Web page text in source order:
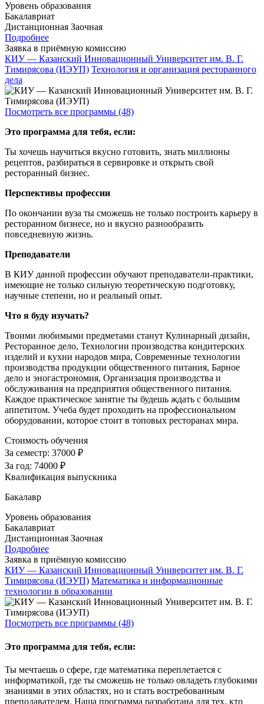
Уровень образования
Бакалавриат
Дистанционная Заочная
Подробнее
Заявка в приёмную комиссию
КИУ — Казанский Инновационный Университет им. В. Г.
Тимирясова (ИЭУП) Технология и организация ресторанного
дела
Посмотреть все программы (48)
Это программа для тебя, если:
Ты хочешь научиться вкусно готовить, знать миллионы
рецептов, разбираться в сервировке и открыть свой
ресторанный бизнес.
Перспективы профессии
По окончании вуза ты сможешь не только построить карьеру в
ресторанном бизнесе, но и вкусно разнообразить
повседневную жизнь.
Преподаватели
В КИУ данной профессии обучают преподаватели-практики,
имеющие не только сильную теоретическую подготовку,
научные степени, но и реальный опыт.
Что я буду изучать?
Твоими любимыми предметами станут Кулинарный дизайн,
Ресторанное дело, Технологии производства кондитерских
изделий и кухни народов мира, Современные технологии
производства продукции общественного питания, Барное
дело и эногастрономия, Организация производства и
обслуживания на предприятия общественного питания.
Каждое практическое занятие ты будешь ждать с большим
аппетитом. Учеба будет проходить на профессиональном
оборудовании, которое стоит в топовых ресторанах мира.
Стоимость обучения
За семестр: 37000 ₽
За год: 74000 ₽
Квалификация выпускника
Бакалавр
Уровень образования
Бакалавриат
Дистанционная Заочная
Подробнее
Заявка в приёмную комиссию
КИУ — Казанский Инновационный Университет им. В. Г.
Тимирясова (ИЭУП) Математика и информационные
технологии в образовании
Посмотреть все программы (48)
Это программа для тебя, если:
Ты мечтаешь о сфере, где математика переплетается с
информатикой, где ты сможешь не только овладеть глубокими
знаниями в этих областях, но и стать востребованным
преподавателем. Наша программа разработана для тех, кто